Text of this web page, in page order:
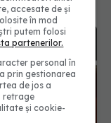
accesate de și
în mod
putem folosi
partenerilor.
personal în
prin gestionarea
de jos a
retrage
și cookie-